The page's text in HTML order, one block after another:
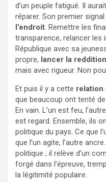
d’un peuple fatigué. Il
réparer. Son premier
l’endroit . Remettre les
transparence, relancer les
République avec sa
propre, lancer la
mais avec rigueur. Non
Et puis il y a cette relation
que beaucoup ont tenté
En vain. L’un est feu,
est regard. Ensemble, ils
politique du pays. Ce que
que l’un agite, l’autre
politique ; il relève d’un
forgé dans l’épreuve,
la légitimité populaire.